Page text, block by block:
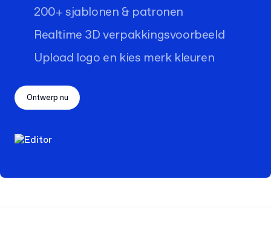
200+ sjablonen & patronen
Realtime 3D verpakkingsvoorbeeld
Upload logo en kies merk kleuren
Ontwerp nu